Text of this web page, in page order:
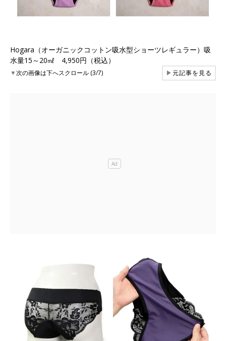
Hogara（オーガニックコットン吸水型ショーツレギュラー）吸
水量15～20㎖ 4,950円（税込）
▼次の画像は下へスクロール (3/7) ▶元記事を見る